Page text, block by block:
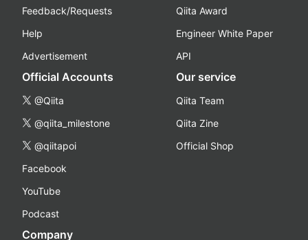
Feedback/Requests
Help
Advertisement
Qiita Award
Engineer White Paper
API
Official Accounts
@Qiita
@qiita_milestone
@qiitapoi
Facebook
YouTube
Podcast
Our service
Qiita Team
Qiita Zine
Official Shop
Company